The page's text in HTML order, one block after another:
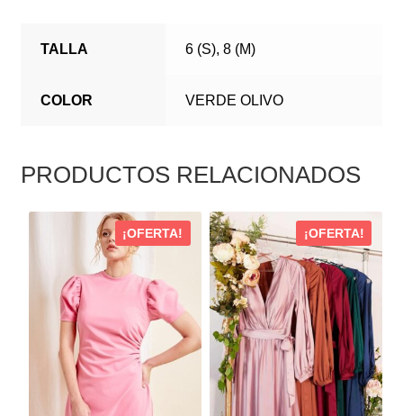
TALLA 6 (S), 8 (M)
COLOR VERDE OLIVO
PRODUCTOS RELACIONADOS
¡OFERTA!
PRODUCTO
MÚLTIPLES
VARIANTES.
OPCIONES
PUEDEN
¡OFERTA!
ESTE
PRODUCTO
TIENE
MÚLTIPLES
VARIANTES.
LAS
OPCIONES
SE
PUEDEN